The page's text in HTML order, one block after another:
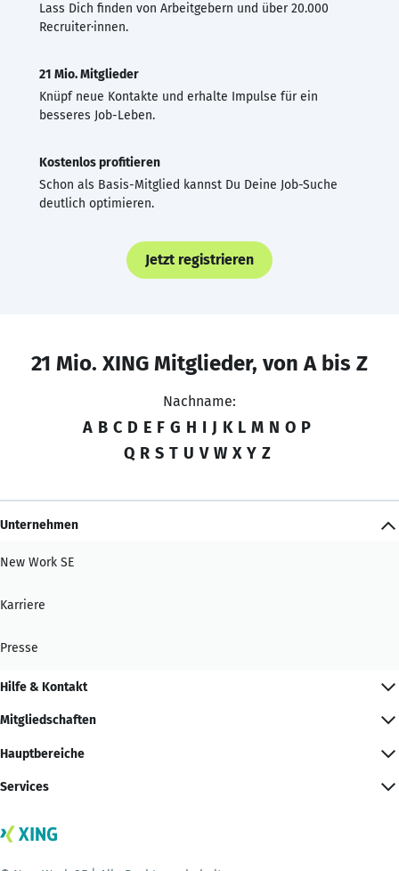
Lass Dich finden von Arbeitgebern und über 20.000
Recruiter·innen.
21 Mio. Mitglieder
Knüpf neue Kontakte und erhalte Impulse für ein
besseres Job-Leben.
Kostenlos profitieren
Schon als Basis-Mitglied kannst Du Deine Job-Suche
deutlich optimieren.
Jetzt registrieren
21 Mio. XING Mitglieder, von A bis Z
Nachname:
A B C D E F G H I J K L M N O P
Q R S T U V W X Y Z
Unternehmen
New Work SE
Karriere
Presse
Hilfe & Kontakt
Mitgliedschaften
Hauptbereiche
Services